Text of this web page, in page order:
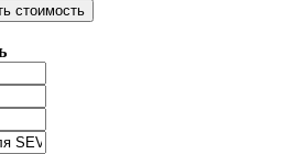
стоимость